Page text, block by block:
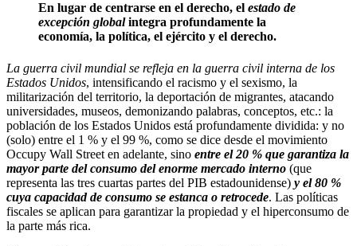
En lugar de centrarse en el derecho, el estado de
excepción globalintegra profundamente la
economía, la política, el ejército y el derecho.
La guerra civil mundial se refleja en la guerra civil interna de los
Estados Unidos, intensificando el racismo y el sexismo, la
militarización del territorio, la deportación de migrantes, atacando
universidades, museos, demonizando palabras, conceptos, etc.: la
población de los Estados Unidos está profundamente dividida: y no
(solo) entre el 1 % y el 99 %, como se dice desde el movimiento
Occupy Wall Street en adelante, sino entre el 20 % que garantiza la
mayor parte del consumo del enorme mercado interno (que
representa las tres cuartas partes del PIB estadounidense) y el 80 %
cuya capacidad de consumo se estanca o retrocede. Las políticas
fiscales se aplican para garantizar la propiedad y el hiperconsumo de
la parte más rica.